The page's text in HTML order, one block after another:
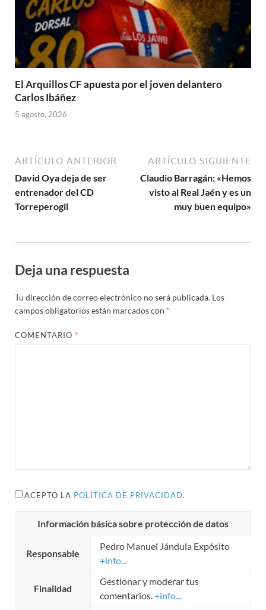
El Arquillos CF apuesta por el joven delantero
Carlos Ibáñez
5 agosto, 2026
ARTÍCULO ANTERIOR
David Oya deja de ser
entrenador del CD
Torreperogil
ARTÍCULO SIGUIENTE
Claudio Barragán: «Hemos
visto al Real Jaén y es un
muy buen equipo»
Deja una respuesta
Tu dirección de correo electrónico no será publicada. Los
campos obligatorios están marcados con *
COMENTARIO *
ACEPTO LA POLÍTICA DE PRIVACIDAD.
Información básica sobre protección de datos
Responsable
Pedro Manuel Jándula Expósito
+info...
Finalidad
Gestionar y moderar tus
comentarios.+info...